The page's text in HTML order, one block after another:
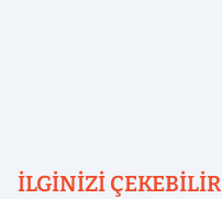
İLGINIZI ÇEKEBILIR